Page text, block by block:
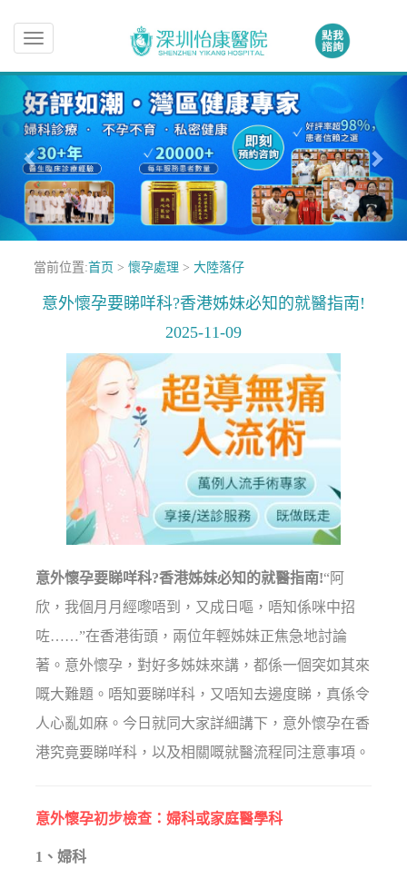
Toggle
navigation
當前位置:首页 > 懷孕處理 > 大陸落仔
意外懷孕要睇咩科?香港姊妹必知的就醫指南!
2025-11-09
意外懷孕要睇咩科?香港姊妹必知的就醫指南!“阿
欣，我個月月經嚟唔到，又成日嘔，唔知係咪中招
咗……”在香港街頭，兩位年輕姊妹正焦急地討論
著。意外懷孕，對好多姊妹來講，都係一個突如其來
嘅大難題。唔知要睇咩科，又唔知去邊度睇，真係令
人心亂如麻。今日就同大家詳細講下，意外懷孕在香
港究竟要睇咩科，以及相關嘅就醫流程同注意事項。
意外懷孕初步檢查：婦科或家庭醫學科
1、婦科